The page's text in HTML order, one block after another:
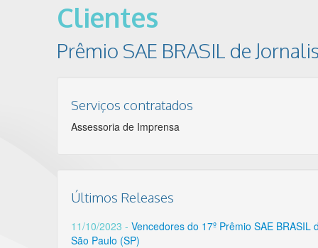
Clientes
Prêmio SAE BRASIL de
Serviços contratados
Assessoria de Imprensa
Últimos Releases
11/10/2023 - Vencedores do 17º Prêmio SAE
São Paulo (SP)